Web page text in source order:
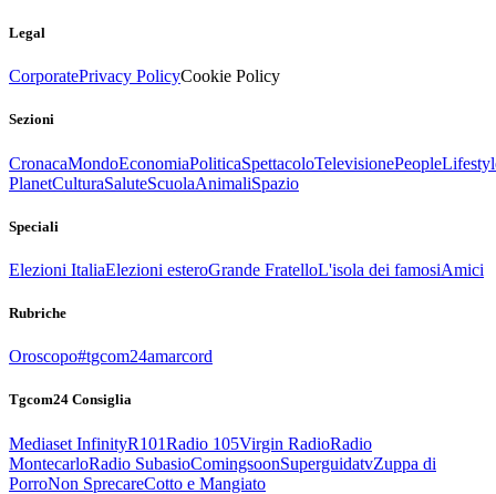
Legal
CorporatePrivacy PolicyCookie Policy
Sezioni
CronacaMondoEconomiaPoliticaSpettacoloTelevisionePeople
PlanetCulturaSaluteScuolaAnimaliSpazio
Speciali
Elezioni ItaliaElezioni esteroGrande FratelloL'isola dei famosiAmici
Rubriche
Oroscopo#tgcom24amarcord
Tgcom24 Consiglia
Mediaset InfinityR101Radio 105Virgin RadioRadio
MontecarloRadio SubasioComingsoonSuperguidatvZuppa di
PorroNon SprecareCotto e Mangiato